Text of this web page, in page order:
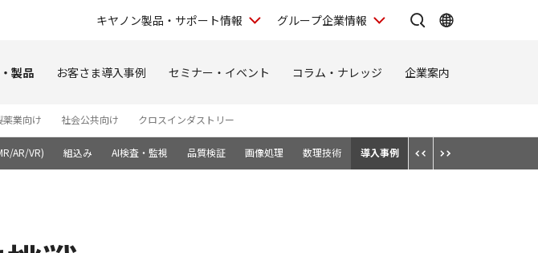
キヤノン製品・サポート情報 グループ企業情報
製品 お客さま導入事例 セミナー・イベント コラム・ナレッジ 企業案内
薬業向け 社会公共向け クロスインダストリー
AR/VR) 組込み AI検査・監視 品質検証 画像処理 数理技術 導入事例